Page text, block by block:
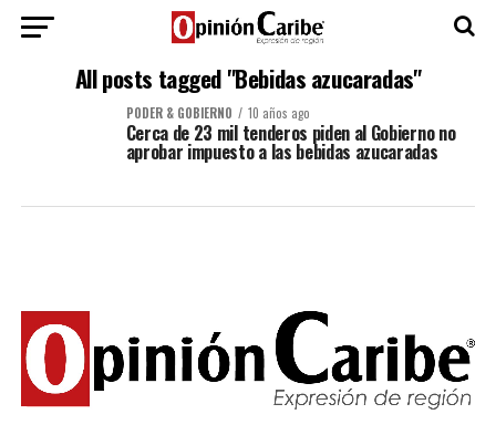
All posts tagged "Bebidas azucaradas"
PODER & GOBIERNO 10 años ago
Cerca de 23 mil tenderos piden al Gobierno no
aprobar impuesto a las bebidas azucaradas